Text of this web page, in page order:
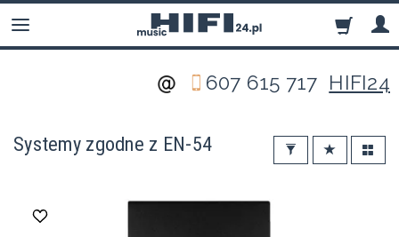
607 615 717 HIFI24
Systemy zgodne z EN-54